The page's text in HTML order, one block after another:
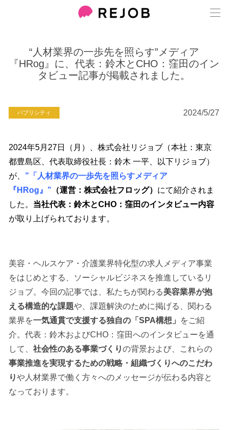
“人材業界の一歩先を照らす”メディア
『HRog』に、代表：鈴木とCHO：窪田のイン
タビュー記事が掲載されました。
パブリシティ 2024/5/27
2024年5月27日（月）、株式会社リジョブ（本社：東京
都豊島区、代表取締役社長：鈴木 一平、以下リジョブ）
が、 ” 「人材業界の一歩先を照らすメディア
『HRog』” （運営：株式会社フロッグ） にて紹介されま
した。 当社代表：鈴木とCHO：窪田のインタビュー内容
が取り上げられております。
美容・ヘルスケア・介護業界特化型の求人メディア事業
をはじめとする、ソーシャルビジネスを推進しているリ
ジョブ。今回の記事では、私たちが関わる美容業界が抱
える構造的な課題や、課題解決のために掲げる、関わる
業界を一気通貫で支援する独自の「SPA構想」
をご紹
介。代表：鈴木およびCHO：窪田へのインタビューを通
して、 社会性のある事業づくりの背景および、これらの
事業推進を実現するための戦略・組織づくりへのこだわ
りや人材業界で働く方々へのメッセージが伝わる内容と
なっております。